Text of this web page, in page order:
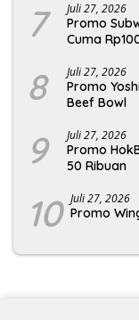
7 Juli 27, 2026
Promo
Cuma
8 Juli 27, 2026
Promo
Beef Bowl
9 Juli 27, 2026
Promo
50 Ribuan
10 Juli 27, 2026
Promo